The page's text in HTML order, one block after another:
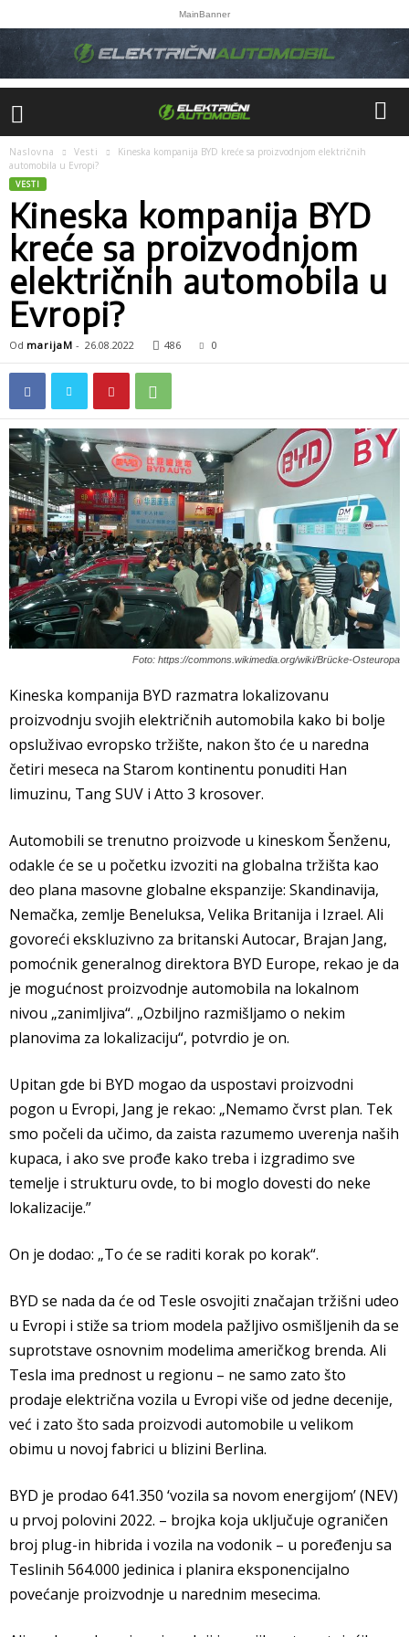
MainBanner
Naslovna Vesti
Kineska kompanija BYD kreće sa proizvodnjom električnih
automobila u Evropi?
VESTI
Kineska kompanija BYD
kreće sa proizvodnjom
električnih automobila u
Evropi?
Od marijaM - 26.08.2022 486 0
Foto: https://commons.wikimedia.org/wiki/Brücke-Osteuropa
Kineska kompanija BYD razmatra lokalizovanu
proizvodnju svojih električnih automobila kako bi bolje
opsluživao evropsko tržište, nakon što će u naredna
četiri meseca na Starom kontinentu ponuditi Han
limuzinu, Tang SUV i Atto 3 krosover.
Automobili se trenutno proizvode u kineskom Šenženu,
odakle će se u početku izvoziti na globalna tržišta kao
deo plana masovne globalne ekspanzije: Skandinavija,
Nemačka, zemlje Beneluksa, Velika Britanija i Izrael. Ali
govoreći ekskluzivno za britanski Autocar, Brajan Jang,
pomoćnik generalnog direktora BYD Europe, rekao je da
je mogućnost proizvodnje automobila na lokalnom
nivou „zanimljiva“. „Ozbiljno razmišljamo o nekim
planovima za lokalizaciju“, potvrdio je on.
Upitan gde bi BYD mogao da uspostavi proizvodni
pogon u Evropi, Jang je rekao: „Nemamo čvrst plan. Tek
smo počeli da učimo, da zaista razumemo uverenja naših
kupaca, i ako sve prođe kako treba i izgradimo sve
temelje i strukturu ovde, to bi moglo dovesti do neke
lokalizacije.”
On je dodao: „To će se raditi korak po korak“.
BYD se nada da će od Tesle osvojiti značajan tržišni udeo
u Evropi i stiže sa triom modela pažljivo osmišljenih da se
suprotstave osnovnim modelima američkog brenda. Ali
Tesla ima prednost u regionu – ne samo zato što
prodaje električna vozila u Evropi više od jedne decenije,
već i zato što sada proizvodi automobile u velikom
obimu u novoj fabrici u blizini Berlina.
BYD je prodao 641.350 ‘vozila sa novom energijom’ (NEV)
u prvoj polovini 2022. – brojka koja uključuje ograničen
broj plug-in hibrida i vozila na vodonik – u poređenju sa
Teslinih 564.000 jedinica i planira eksponencijalno
povećanje proizvodnje u narednim mesecima.